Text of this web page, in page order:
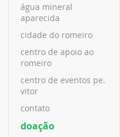
água mineral
aparecida
cidade do romeiro
centro de apoio ao
romeiro
centro de eventos pe.
vitor
contato
doação